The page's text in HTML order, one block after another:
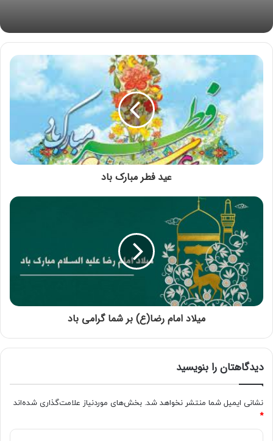
عید فطر مبارک باد
میلاد امام رضا(ع) بر شما گرامی باد
دیدگاهتان را بنویسید
نشانی ایمیل شما منتشر نخواهد شد. بخش‌های موردنیاز علامت‌گذاری شده‌اند
*